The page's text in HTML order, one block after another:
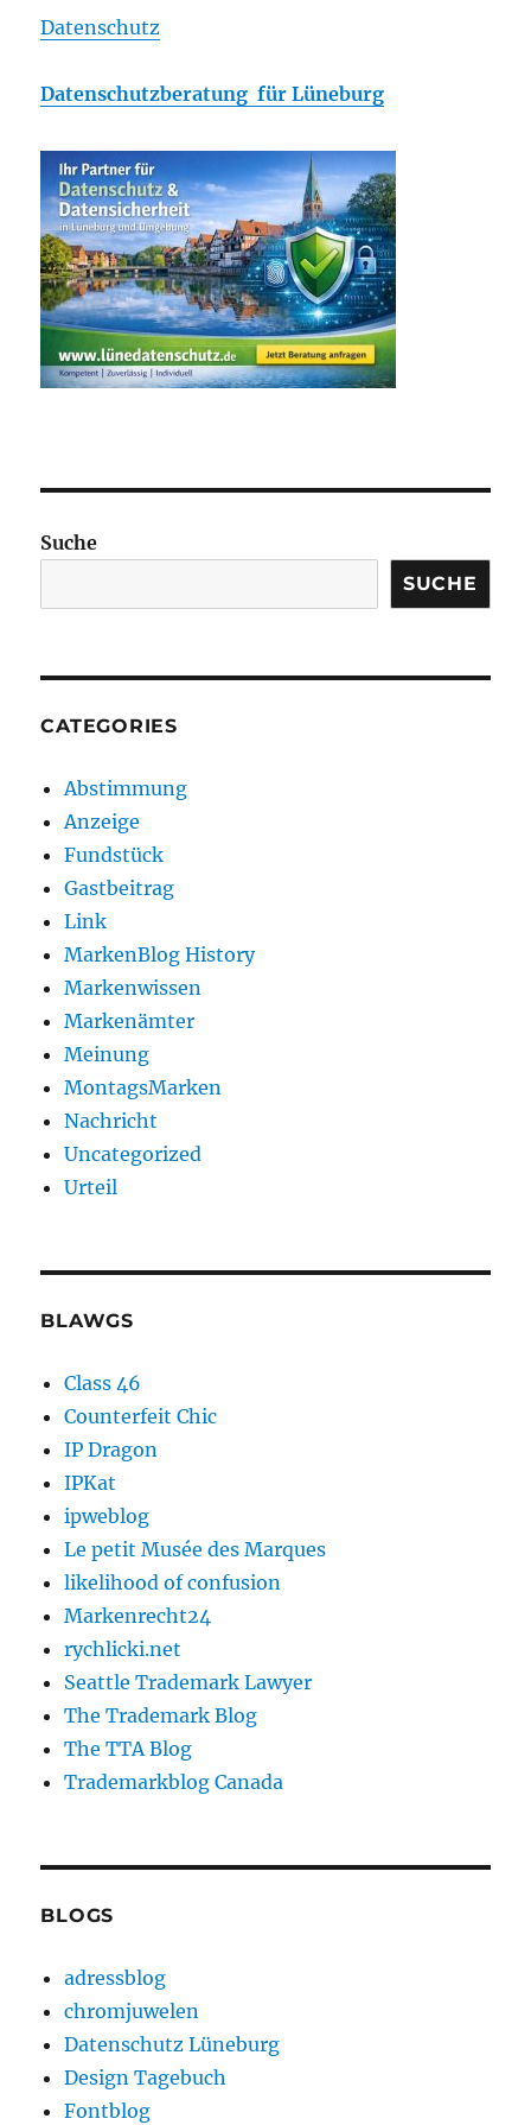
Datenschutz
Datenschutzberatung für Lüneburg
Suche
SUCHE
CATEGORIES
Abstimmung
Anzeige
Fundstück
Gastbeitrag
Link
MarkenBlog History
Markenwissen
Markenämter
Meinung
MontagsMarken
Nachricht
Uncategorized
Urteil
BLAWGS
Class 46
Counterfeit Chic
IP Dragon
IPKat
ipweblog
Le petit Musée des Marques
likelihood of confusion
Markenrecht24
rychlicki.net
Seattle Trademark Lawyer
The Trademark Blog
The TTA Blog
Trademarkblog Canada
BLOGS
adressblog
chromjuwelen
Datenschutz Lüneburg
Design Tagebuch
Fontblog